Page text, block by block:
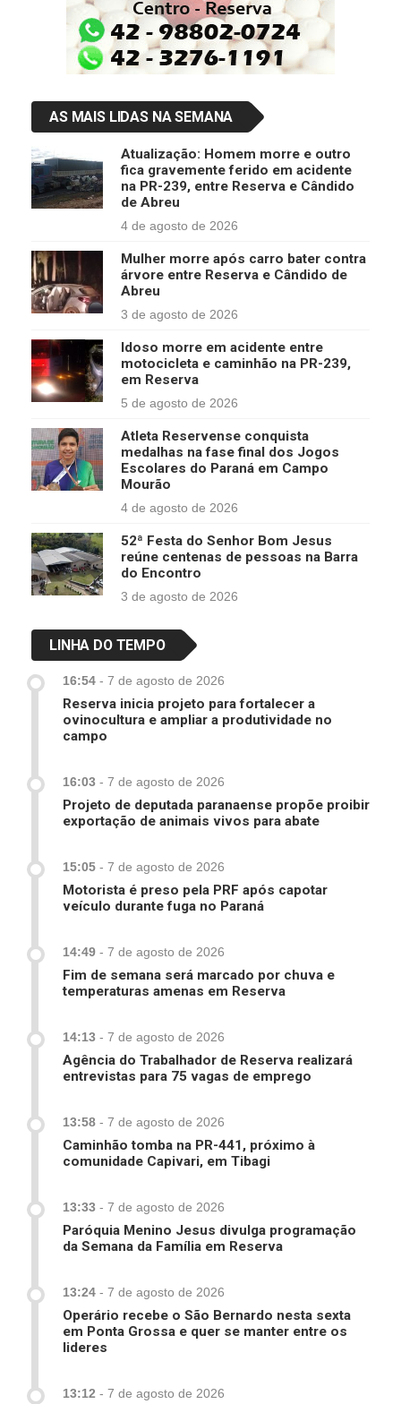
AS MAIS LIDAS NA SEMANA
Atualização: Homem morre e outro
fica gravemente ferido em acidente
na PR-239, entre Reserva e Cândido
de Abreu
4 de agosto de 2026
Mulher morre após carro bater contra
árvore entre Reserva e Cândido de
Abreu
3 de agosto de 2026
Idoso morre em acidente entre
motocicleta e caminhão na PR-239,
em Reserva
5 de agosto de 2026
Atleta Reservense conquista
medalhas na fase final dos Jogos
Escolares do Paraná em Campo
Mourão
4 de agosto de 2026
52ª Festa do Senhor Bom Jesus
reúne centenas de pessoas na Barra
do Encontro
3 de agosto de 2026
LINHA DO TEMPO
16:54 - 7 de agosto de 2026
Reserva inicia projeto para fortalecer a
ovinocultura e ampliar a produtividade no
campo
16:03 - 7 de agosto de 2026
Projeto de deputada paranaense propõe proibir
exportação de animais vivos para abate
15:05 - 7 de agosto de 2026
Motorista é preso pela PRF após capotar
veículo durante fuga no Paraná
14:49 - 7 de agosto de 2026
Fim de semana será marcado por chuva e
temperaturas amenas em Reserva
14:13 - 7 de agosto de 2026
Agência do Trabalhador de Reserva realizará
entrevistas para 75 vagas de emprego
13:58 - 7 de agosto de 2026
Caminhão tomba na PR-441, próximo à
comunidade Capivari, em Tibagi
13:33 - 7 de agosto de 2026
Paróquia Menino Jesus divulga programação
da Semana da Família em Reserva
13:24 - 7 de agosto de 2026
Operário recebe o São Bernardo nesta sexta
em Ponta Grossa e quer se manter entre os
lideres
13:12 - 7 de agosto de 2026